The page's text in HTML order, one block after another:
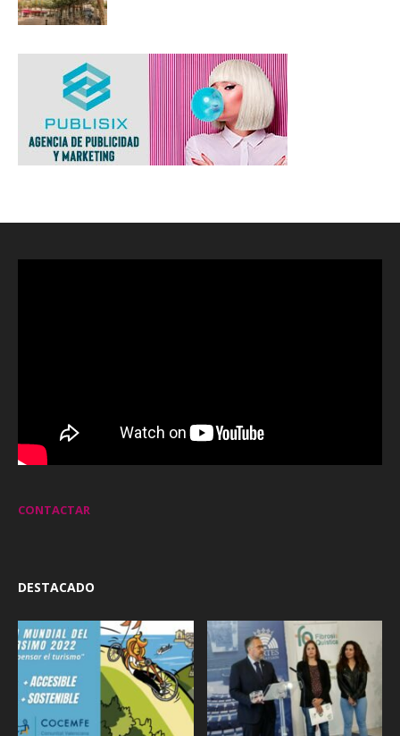
CONTACTAR
DESTACADO